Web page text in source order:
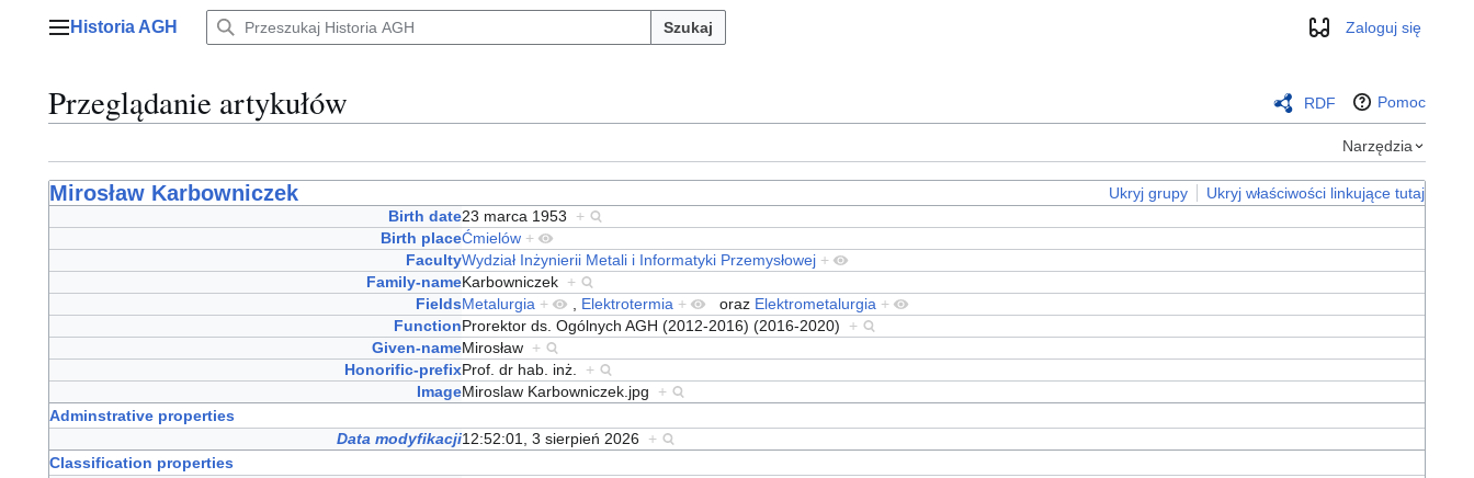
Menu główne
Historia AGH Szukaj WyglądZaloguj się
Przeglądanie artykułów RDF Pomoc
Narzędzia
Mirosław Karbowniczek Ukryj grupy
Ukryj właściwości linkujące tutaj
Birth date23 marca 1953 +
Birth placeĆmielów +
FacultyWydział Inżynierii Metali i Informatyki Przemysłowej +
Family-nameKarbowniczek +
FieldsMetalurgia + Elektrotermia + oraz Elektrometalurgia +
FunctionProrektor ds. Ogólnych AGH (2012-2016) (2016-2020) +
Given-nameMirosław +
Honorific-prefixProf. dr hab. inż. +
ImageMiroslaw Karbowniczek.jpg +
Adminstrative properties
Data modyfikacji12:52:01, 3 sierpień 2026
+
Classification properties